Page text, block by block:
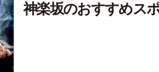
神楽坂のおすすめス